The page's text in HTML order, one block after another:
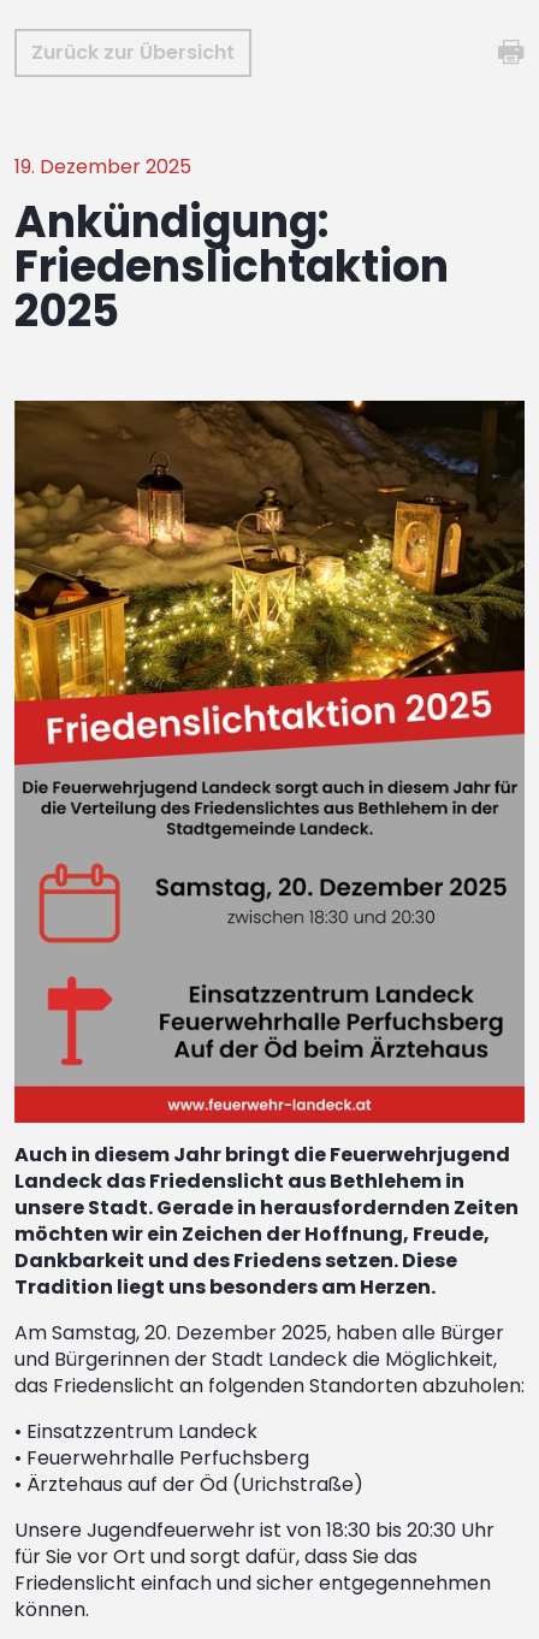
Zurück zur Übersicht
19. Dezember 2025
Ankündigung:
Friedenslichtaktion
2025
Auch in diesem Jahr bringt die Feuerwehrjugend
Landeck das Friedenslicht aus Bethlehem in
unsere Stadt. Gerade in herausfordernden Zeiten
möchten wir ein Zeichen der Hoffnung, Freude,
Dankbarkeit und des Friedens setzen. Diese
Tradition liegt uns besonders am Herzen.
Am Samstag, 20. Dezember 2025, haben alle Bürger
und Bürgerinnen der Stadt Landeck die Möglichkeit,
das Friedenslicht an folgenden Standorten abzuholen:
• Einsatzzentrum Landeck
• Feuerwehrhalle Perfuchsberg
• Ärztehaus auf der Öd (Urichstraße)
Unsere Jugendfeuerwehr ist von 18:30 bis 20:30 Uhr
für Sie vor Ort und sorgt dafür, dass Sie das
Friedenslicht einfach und sicher entgegennehmen
können.